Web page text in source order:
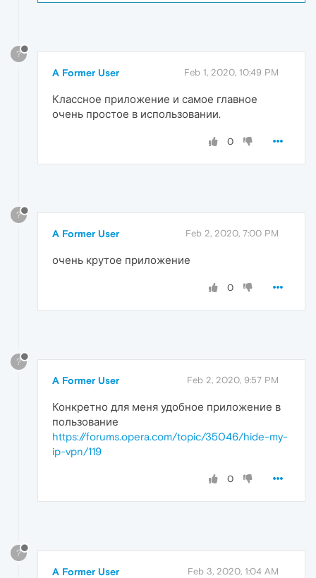
?
A Former User Feb 1, 2020, 10:49 PM
Классное приложение и самое главное
очень простое в использовании.
0
?
A Former User Feb 2, 2020, 7:00 PM
очень крутое приложение
0
?
A Former User Feb 2, 2020, 9:57 PM
Конкретно для меня удобное приложение в
пользование
https://forums.opera.com/topic/35046/hide-my-
ip-vpn/119
0
?
A Former User Feb 3, 2020, 1:04 AM